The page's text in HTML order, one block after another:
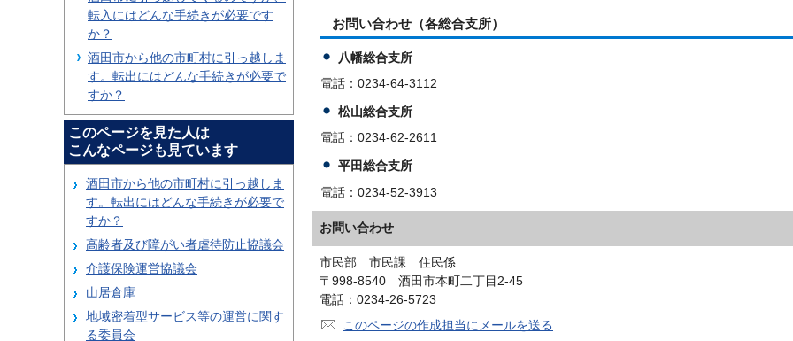
お問い合わせ（各総合支所）
八幡総合支所
電話：0234-64-3112
松山総合支所
電話：0234-62-2611
平田総合支所
電話：0234-52-3913
お問い合わせ
市民部 市民課 住民係
〒998-8540 酒田市本町二丁目2-45
電話：0234-26-5723
このページの作成担当にメールを送る
転入にはどんな手続きが必要です
か？
酒田市から他の市町村に引っ越しま
す。転出にはどんな手続きが必要で
すか？
このページを見た人は
こんなページも見ています
酒田市から他の市町村に引っ越しま
す。転出にはどんな手続きが必要で
すか？
高齢者及び障がい者虐待防止協議会
介護保険運営協議会
山居倉庫
地域密着型サービス等の運営に関す
る委員会